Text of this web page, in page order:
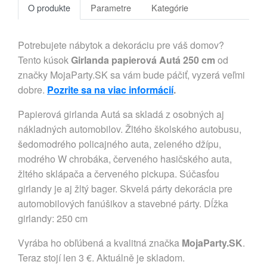
O produkte Parametre Kategórie
Potrebujete nábytok a dekoráciu pre váš domov?
Tento kúsokGirlanda papierová Autá 250 cm od
značky MojaParty.SK sa vám bude páčiť, vyzerá veľmi
dobre. Pozrite sa na viac informácií.
Papierová girlanda Autá sa skladá z osobných aj
nákladných automobilov. Žltého školského autobusu,
šedomodrého policajného auta, zeleného džípu,
modrého W chrobáka, červeného hasičského auta,
žltého sklápača a červeného pickupa. Súčasťou
girlandy je aj žltý bager. Skvelá párty dekorácia pre
automobilových fanúšikov a stavebné párty. Dĺžka
girlandy: 250 cm
Vyrába ho obľúbená a kvalitná značka MojaParty.SK.
Teraz stojí len 3 €. Aktuálně je skladom.